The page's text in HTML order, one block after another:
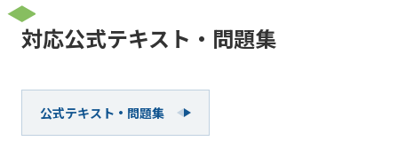
対応公式テキスト・問題集
公式テキスト・問題集